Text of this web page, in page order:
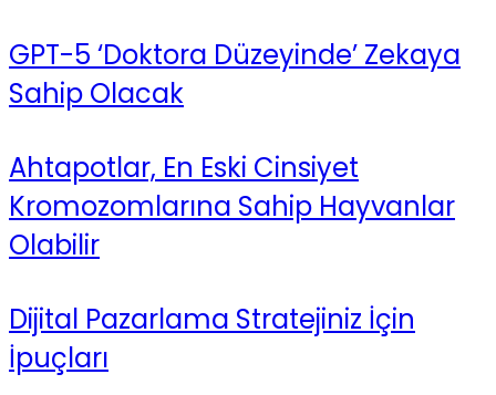
GPT-5 ‘Doktora Düzeyinde’ Zekaya
Sahip Olacak
Ahtapotlar, En Eski Cinsiyet
Kromozomlarına Sahip Hayvanlar
Olabilir
Dijital Pazarlama Stratejiniz İçin
İpuçları